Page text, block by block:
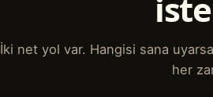
İki net yol var. Hangisi sana
her